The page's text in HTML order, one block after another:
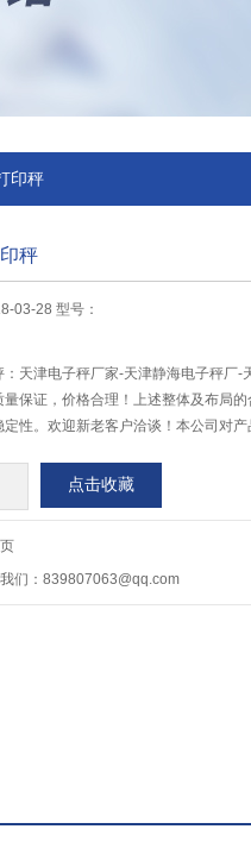
印秤
秤
03-28 型号：
：天津电子秤厂家-天津静海电子秤厂-
量保证，价格合理！上述整体及布局
定性。欢迎新老客户洽谈！本公司对
点击收藏
们：839807063@qq.com